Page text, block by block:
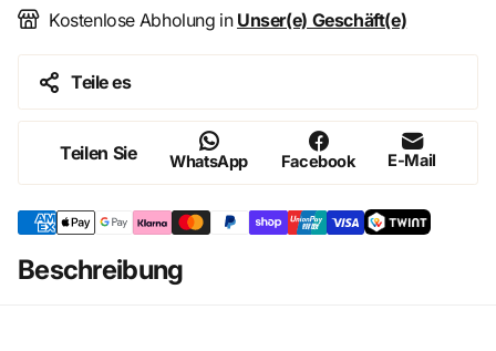
realistische Wirkung und die feine Ausarbeitung. Die vier
Darstellungen.
Details auf einen Blick
Maßstab: 1:12
Inhalt: 4 Gläser
Durchmesser: 4mm
Höhe: 10mm
Kostenlose Abholung in Unser(e) Geschäft(e)
Teile es
Teilen Sie WhatsApp Facebook E-Mail
Beschreibung